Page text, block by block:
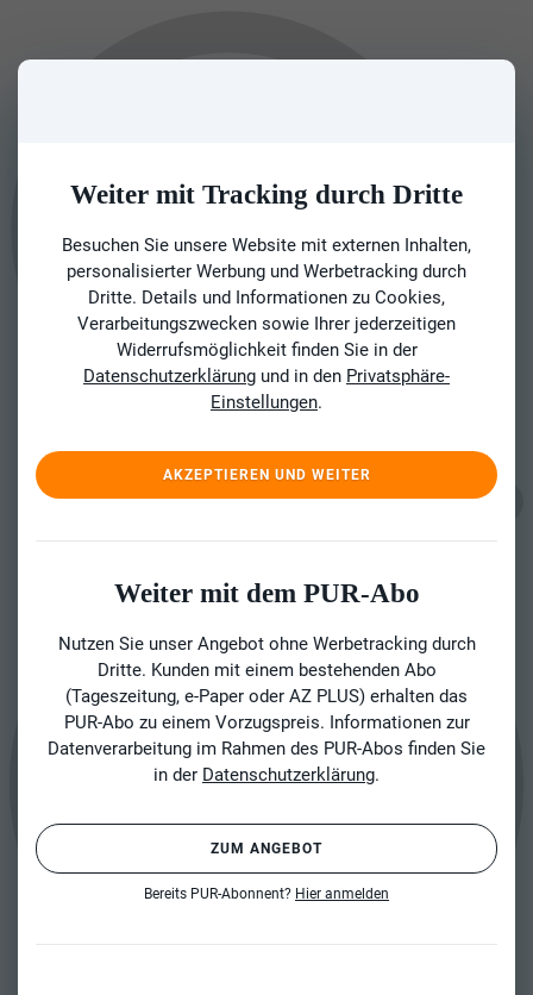
Weiter mit Tracking durch Dritte
Besuchen Sie unsere Website mit externen Inhalten,
personalisierter Werbung und Werbetracking durch
Dritte. Details und Informationen zu Cookies,
Verarbeitungszwecken sowie Ihrer jederzeitigen
Widerrufsmöglichkeit finden Sie in der
Datenschutzerklärung und in den Privatsphäre-
Einstellungen.
AKZEPTIEREN UND WEITER
Weiter mit dem PUR-Abo
Nutzen Sie unser Angebot ohne Werbetracking durch
Dritte. Kunden mit einem bestehenden Abo
(Tageszeitung, e-Paper oder AZ PLUS) erhalten das
PUR-Abo zu einem Vorzugspreis. Informationen zur
Datenverarbeitung im Rahmen des PUR-Abos finden Sie
in der Datenschutzerklärung.
ZUM ANGEBOT
Bereits PUR-Abonnent? Hier anmelden